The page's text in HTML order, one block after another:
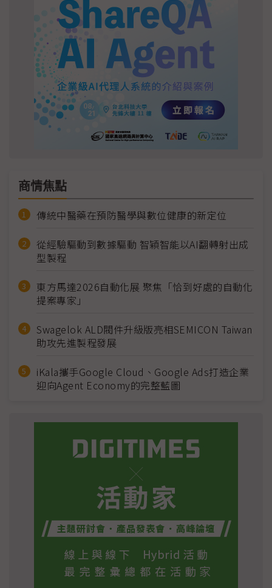
商情焦點
傳統中醫藥在預防醫學與數位健康的新定位
從經驗驅動到數據驅動 智穎智能以AI翻轉射出成
型製程
東方馬達2026自動化展 聚焦「恰到好處的自動化
提案專家」
Swagelok ALD閥件升級版亮相SEMICON Taiwan
助攻先進製程發展
iKala攜手Google Cloud、Google Ads打造企業
迎向Agent Economy的完整藍圖